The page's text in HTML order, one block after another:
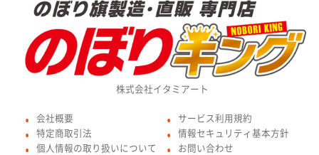
株式会社イタミアート
● 会社概要
● 特定商取引法
● 個人情報の取り扱いについて
● サービス利用規約
● 情報セキュリティ基本方針
● お問い合わせ